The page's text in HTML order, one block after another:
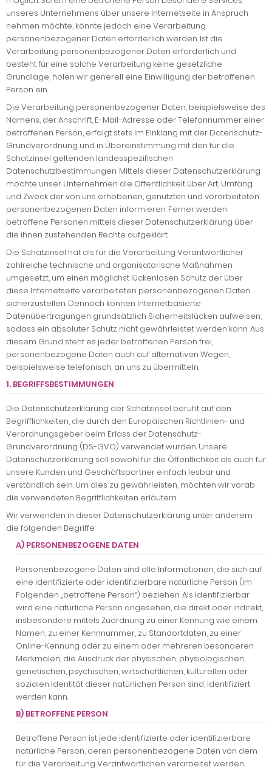
unseres Unternehmens über unsere Internetseite in Anspruch
nehmen möchte, könnte jedoch eine Verarbeitung
personenbezogener Daten erforderlich werden. Ist die
Verarbeitung personenbezogener Daten erforderlich und
besteht für eine solche Verarbeitung keine gesetzliche
Grundlage, holen wir generell eine Einwilligung der betroffenen
Person ein.
Die Verarbeitung personenbezogener Daten, beispielsweise des
Namens, der Anschrift, E-Mail-Adresse oder Telefonnummer einer
betroffenen Person, erfolgt stets im Einklang mit der Datenschutz-
Grundverordnung und in Übereinstimmung mit den für die
Schatzinsel geltenden landesspezifischen
Datenschutzbestimmungen. Mittels dieser Datenschutzerklärung
möchte unser Unternehmen die Öffentlichkeit über Art, Umfang
und Zweck der von uns erhobenen, genutzten und verarbeiteten
personenbezogenen Daten informieren. Ferner werden
betroffene Personen mittels dieser Datenschutzerklärung über
die ihnen zustehenden Rechte aufgeklärt.
Die Schatzinsel hat als für die Verarbeitung Verantwortlicher
zahlreiche technische und organisatorische Maßnahmen
umgesetzt, um einen möglichst lückenlosen Schutz der über
diese Internetseite verarbeiteten personenbezogenen Daten
sicherzustellen. Dennoch können Internetbasierte
Datenübertragungen grundsätzlich Sicherheitslücken aufweisen,
sodass ein absoluter Schutz nicht gewährleistet werden kann. Aus
diesem Grund steht es jeder betroffenen Person frei,
personenbezogene Daten auch auf alternativen Wegen,
beispielsweise telefonisch, an uns zu übermitteln.
1. BEGRIFFSBESTIMMUNGEN
Die Datenschutzerklärung der Schatzinsel beruht auf den
Begrifflichkeiten, die durch den Europäischen Richtlinien- und
Verordnungsgeber beim Erlass der Datenschutz-
Grundverordnung (DS-GVO) verwendet wurden. Unsere
Datenschutzerklärung soll sowohl für die Öffentlichkeit als auch für
unsere Kunden und Geschäftspartner einfach lesbar und
verständlich sein. Um dies zu gewährleisten, möchten wir vorab
die verwendeten Begrifflichkeiten erläutern.
Wir verwenden in dieser Datenschutzerklärung unter anderem
die folgenden Begriffe:
A) PERSONENBEZOGENE DATEN
Personenbezogene Daten sind alle Informationen, die sich auf
eine identifizierte oder identifizierbare natürliche Person (im
Folgenden „betroffene Person“) beziehen. Als identifizierbar
wird eine natürliche Person angesehen, die direkt oder indirekt,
insbesondere mittels Zuordnung zu einer Kennung wie einem
Namen, zu einer Kennnummer, zu Standortdaten, zu einer
Online-Kennung oder zu einem oder mehreren besonderen
Merkmalen, die Ausdruck der physischen, physiologischen,
genetischen, psychischen, wirtschaftlichen, kulturellen oder
sozialen Identität dieser natürlichen Person sind, identifiziert
werden kann.
B) BETROFFENE PERSON
Betroffene Person ist jede identifizierte oder identifizierbare
natürliche Person, deren personenbezogene Daten von dem
für die Verarbeitung Verantwortlichen verarbeitet werden.